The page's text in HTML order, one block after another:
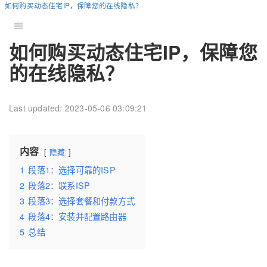
如何购买动态住宅IP，保障您的在线隐私？
如何购买动态住宅IP，保障您
的在线隐私？
Last updated: 2023-05-06 03:09:21
内容 隐藏
1 段落1：选择可靠的ISP
2 段落2：联系ISP
3 段落3：选择套餐和付款方式
4 段落4：安装并配置路由器
5 总结